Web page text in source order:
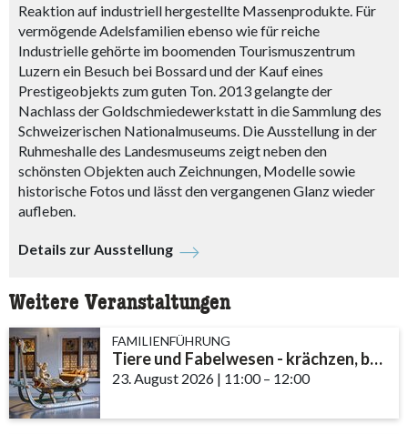
Reaktion auf industriell hergestellte Massenprodukte. Für
vermögende Adelsfamilien ebenso wie für reiche
Industrielle gehörte im boomenden Tourismuszentrum
Luzern ein Besuch bei Bossard und der Kauf eines
Prestigeobjekts zum guten Ton. 2013 gelangte der
Nachlass der Goldschmiedewerkstatt in die Sammlung des
Schweizerischen Nationalmuseums. Die Ausstellung in der
Ruhmeshalle des Landesmuseums zeigt neben den
schönsten Objekten auch Zeichnungen, Modelle sowie
historische Fotos und lässt den vergangenen Glanz wieder
aufleben.
Details zur Ausstellung
Weitere Veranstaltungen
FAMILIENFÜHRUNG
Tiere und Fabelwesen - krächzen, brüllen, fauchen
23. August 2026 | 11:00accessibility.time_to
– 12:00